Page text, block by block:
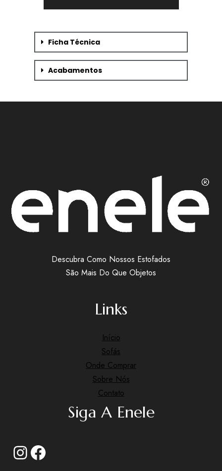
Ficha Técnica
Acabamentos
Descubra Como Nossos Estofados
São Mais Do Que Objetos
Links
Início
Sofás
Onde Comprar
Sobre Nós
Contato
Siga A Enele